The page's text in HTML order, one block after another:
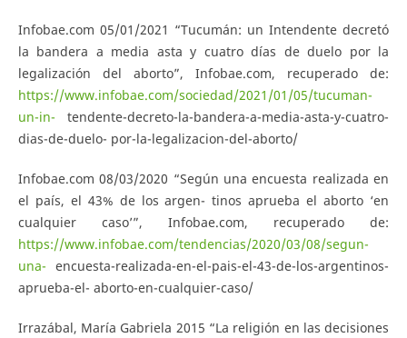
Infobae.com 05/01/2021 “Tucumán: un Intendente decretó
la bandera a media asta y cuatro días de duelo por la
legalización del aborto”, Infobae.com, recuperado de:
https://www.infobae.com/sociedad/2021/01/05/tucuman-
un-in- tendente-decreto-la-bandera-a-media-asta-y-cuatro-
dias-de-duelo- por-la-legalizacion-del-aborto/
Infobae.com 08/03/2020 “Según una encuesta realizada en
el país, el 43% de los argen- tinos aprueba el aborto ‘en
cualquier caso’”, Infobae.com, recuperado de:
https://www.infobae.com/tendencias/2020/03/08/segun-
una- encuesta-realizada-en-el-pais-el-43-de-los-argentinos-
aprueba-el- aborto-en-cualquier-caso/
Irrazábal, María Gabriela 2015 “La religión en las decisiones